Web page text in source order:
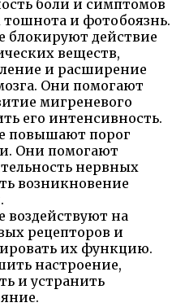
боли и симптомов
и фотобоязнь.
блокируют действие
веществ,
и расширение
Они помогают
мигреневого
его интенсивность.
повышают порог
Они помогают
нервных
возникновение
воздействуют на
рецепторов и
их функцию.
настроение,
и устранить